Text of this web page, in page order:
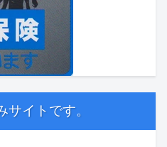
イトです。